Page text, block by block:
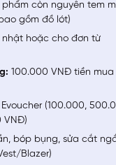
còn nguyên tem
gồm đồ lót)
nhật hoặc cho đơn từ
100.000 VNĐ tiền mua
Evoucher (100.000,
VNĐ)
bóp bụng, sửa cắt
Blazer)